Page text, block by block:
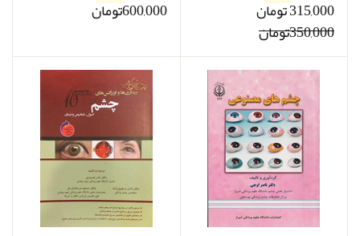
315,000 تومان
350,000تومان
600,000تومان